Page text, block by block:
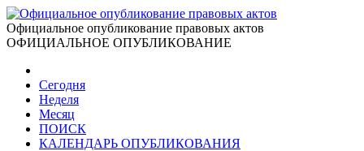
Официальное опубликование правовых актов
ОФИЦИАЛЬНОЕ ОПУБЛИКОВАНИЕ
Сегодня
Неделя
Месяц
ПОИСК
КАЛЕНДАРЬ ОПУБЛИКОВАНИЯ